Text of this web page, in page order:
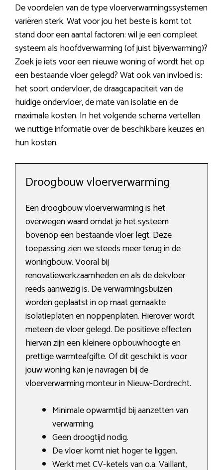
De voordelen van de type vloerverwarmingssystemen
variëren sterk. Wat voor jou het beste is komt tot
stand door een aantal factoren: wil je een compleet
systeem als hoofdverwarming (of juist bijverwarming)?
Zoek je iets voor een nieuwe woning of wordt het op
een bestaande vloer gelegd? Wat ook van invloed is:
het soort ondervloer, de draagcapaciteit van de
huidige ondervloer, de mate van isolatie en de
maximale kosten. In het volgende schema vertellen
we nuttige informatie over de beschikbare keuzes en
hun kosten.
Droogbouw vloerverwarming
Een droogbouw vloerverwarming is het
overwegen waard omdat je het systeem
bovenop een bestaande vloer legt. Deze
toepassing zien we steeds meer terug in de
woningbouw. Vooral bij
renovatiewerkzaamheden en als de dekvloer
reeds aanwezig is. De verwarmingsbuizen
worden geplaatst in op maat gemaakte
isolatieplaten en noppenplaten. Hierover wordt
meteen de vloer gelegd. De positieve effecten
hiervan zijn een kleinere opbouwhoogte en
prettige warmteafgifte. Of dit geschikt is voor
jouw woning kan je navragen bij de
vloerverwarming monteur in Nieuw-Dordrecht.
Minimale opwarmtijd bij aanzetten van
verwarming.
Geen droogtijd nodig.
De vloer komt niet hoger te liggen.
Werkt met CV-ketels van o.a. Vaillant,